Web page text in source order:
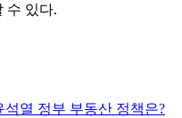
수 있다.
열 정부 부동산 정책은?